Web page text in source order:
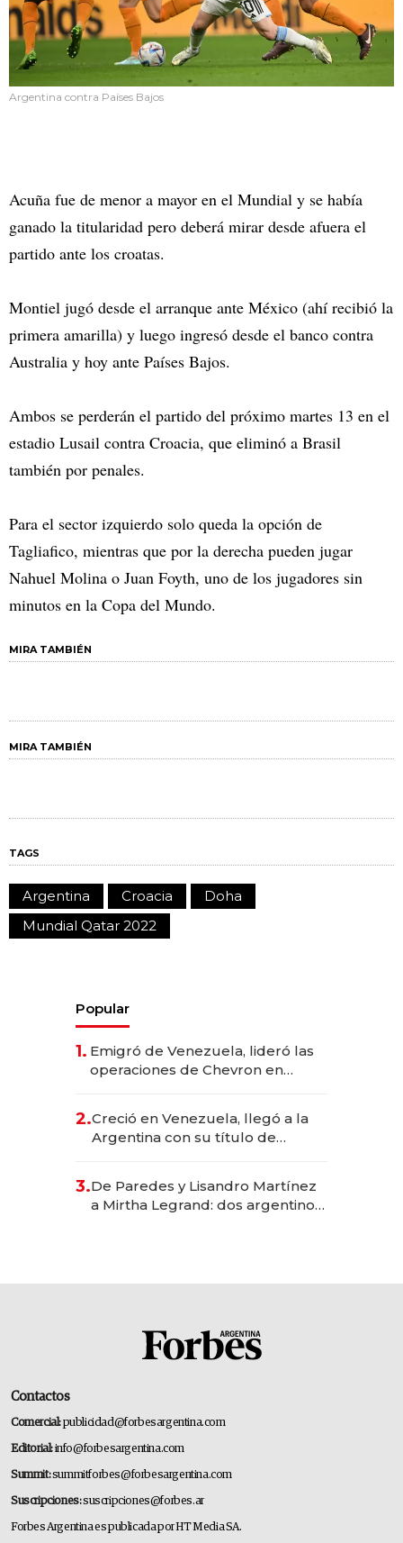
Argentina contra Países Bajos
Acuña fue de menor a mayor en el Mundial y se había
ganado la titularidad pero deberá mirar desde afuera el
partido ante los croatas.
Montiel jugó desde el arranque ante México (ahí recibió la
primera amarilla) y luego ingresó desde el banco contra
Australia y hoy ante Países Bajos.
Ambos se perderán el partido del próximo martes 13 en el
estadio Lusail contra Croacia, que eliminó a Brasil
también por penales.
Para el sector izquierdo solo queda la opción de
Tagliafico, mientras que por la derecha pueden jugar
Nahuel Molina o Juan Foyth, uno de los jugadores sin
minutos en la Copa del Mundo.
MIRA TAMBIÉN
MIRA TAMBIÉN
TAGS
Argentina Croacia
Doha
Mundial Qatar 2022
Popular
1. Emigró de Venezuela, lideró las
operaciones de Chevron en
2.Creció en Venezuela, llegó a la
Argentina con su título de
las marcas "fast premium"
3.De Paredes y Lisandro Martínez
a Mirtha Legrand: dos argentinos
Contactos
Comercial:publicidad@forbesargentina.com
Editorial:info@forbesargentina.com
Summit:summitforbes@forbesargentina.com
Suscripciones:suscripciones@forbes.ar
Forbes Argentina es publicada por HT Media SA.